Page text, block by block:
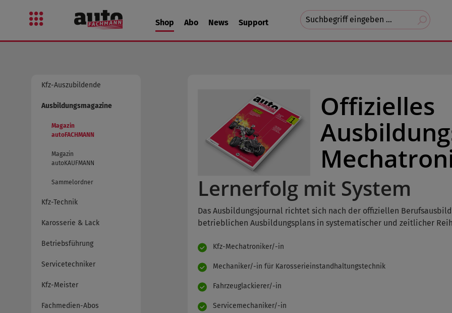
Hauptinhalt springen
Zur Suche springen
Zur Hauptnavigation springen
Shop
Abo News Support
Suchvorschläge
erscheinen
während
Kfz-Auszubildende
Ausbildungsmagazine
Magazin
autoFACHMANN
Magazin
autoKAUFMANN
Sammelordner
Kfz-Technik
Karosserie & Lack
Betriebsführung
Servicetechniker
Kfz-Meister
Fachmedien-Abos
Offizielles
Lernerfolg mit System
Das Ausbildungsjournal richtet sich nach der offiziellen
betrieblichen Ausbildungsplans in systematischer und zeitlicher
Kfz-Mechatroniker/-in
Mechaniker/-in für Karosserieinstandhaltungstechnik
Fahrzeuglackierer/-in
Servicemechaniker/-in